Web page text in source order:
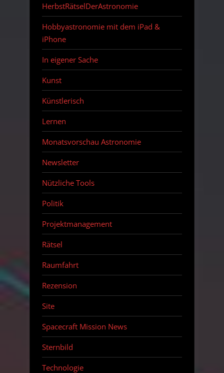
HerbstRätselDerAstronomie
Hobbyastronomie mit dem iPad &
iPhone
In eigener Sache
Kunst
Künstlerisch
Lernen
Monatsvorschau Astronomie
Newsletter
Nützliche Tools
Politik
Projektmanagement
Rätsel
Raumfahrt
Rezension
Site
Spacecraft Mission News
Sternbild
Technologie